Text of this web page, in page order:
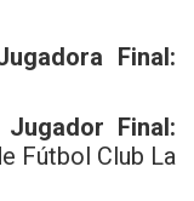
Final:
Final:
Fútbol Club La